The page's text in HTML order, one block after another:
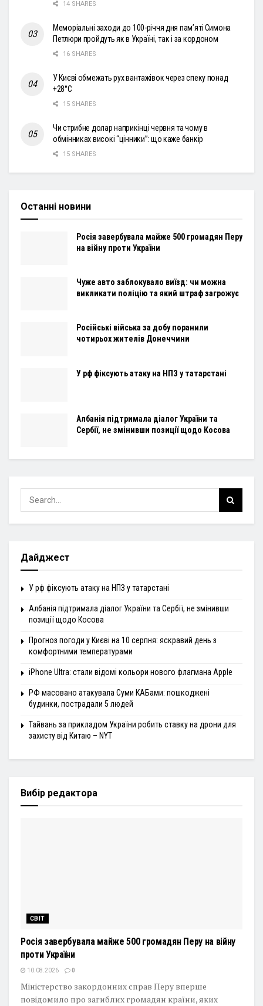
14 SHARES
Меморіальні заходи до 100-річчя дня пам’яті Симона
Петлюри пройдуть як в Україні, так і за кордоном
16 SHARES
У Києві обмежать рух вантажівок через спеку понад
+28°С
15 SHARES
Чи стрибне долар наприкінці червня та чому в
обмінниках високі “цінники”: що каже банкір
15 SHARES
Останні новини
Росія завербувала майже 500 громадян Перу
на війну проти України
Чуже авто заблокувало виїзд: чи можна
викликати поліцію та який штраф загрожує
Російські війська за добу поранили
чотирьох жителів Донеччини
У рф фіксують атаку на НПЗ у татарстані
Албанія підтримала діалог України та
Сербії, не змінивши позиції щодо Косова
Дайджест
У рф фіксують атаку на НПЗ у татарстані
Албанія підтримала діалог України та Сербії, не змінивши
позиції щодо Косова
Прогноз погоди у Києві на 10 серпня: яскравий день з
комфортними температурами
iPhone Ultra: стали відомі кольори нового флагмана Apple
РФ масовано атакувала Суми КАБами: пошкоджені
будинки, пострадали 5 людей
Тайвань за прикладом України робить ставку на дрони для
захисту від Китаю – NYT
Вибір редактора
СВІТ
Росія завербувала майже 500 громадян Перу на війну
проти України
10.08.2026 0
Міністерство закордонних справ Перу вперше
повідомило про загиблих громадян країни, яких